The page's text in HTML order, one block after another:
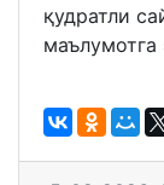
қудратли